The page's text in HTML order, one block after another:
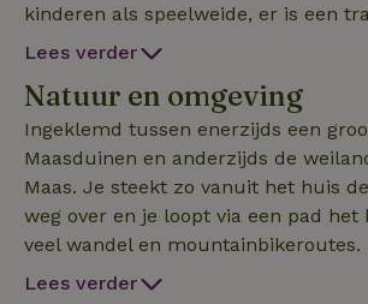
kinderen als speelweide, er is een
aanwezig- uiteraard gebruik op eigen
heeft een knusse keuken die van alle
voorzien. Er is een ruime zonnige
op de tuin en de Maas) en
sfeervolle kamer is ruim en voorzien
slaapbank. Verder is er wc, bad en
slaapkamers. Wij bieden de mogelijkheid om samen
met de eigenaar/schipper de Maas te
Lees verder
Natuur en omgeving
Ingeklemd tussen enerzijds een
Maasduinen en anderzijds de
Maas. Je steekt zo vanuit het huis
weg over en je loopt via een pad het
veel wandel en mountainbikeroutes. Een aanrader is
de wandelroute naar Putjesbergen,
Lees verder